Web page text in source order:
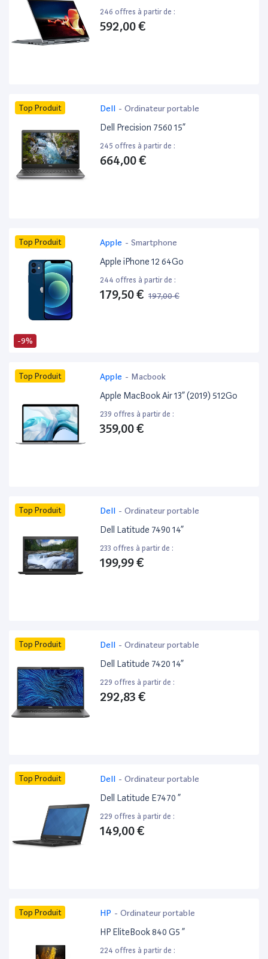
246 offres à partir de :
592,00 €
Top Produit Dell - Ordinateur portable
Dell Precision 7560 15”
245 offres à partir de :
664,00 €
-9%
Top Produit Apple - Smartphone
Apple iPhone 12 64Go
244 offres à partir de :
179,50 € 197,00 €
Top Produit Apple - Macbook
Apple MacBook Air 13” (2019) 512Go
239 offres à partir de :
359,00 €
Top Produit Dell - Ordinateur portable
Dell Latitude 7490 14”
233 offres à partir de :
199,99 €
Top Produit Dell - Ordinateur portable
Dell Latitude 7420 14”
229 offres à partir de :
292,83 €
Top Produit Dell - Ordinateur portable
Dell Latitude E7470 ”
229 offres à partir de :
149,00 €
Top Produit HP - Ordinateur portable
HP EliteBook 840 G5 ”
224 offres à partir de :